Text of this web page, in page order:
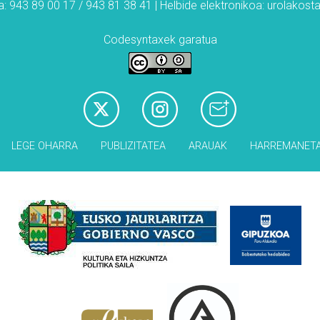
943 89 00 17 / 943 81 38 41 | Helbide elektronikoa:
Codesyntaxek garatua
LEGE OHARRA PUBLIZITATEA ARAUAK